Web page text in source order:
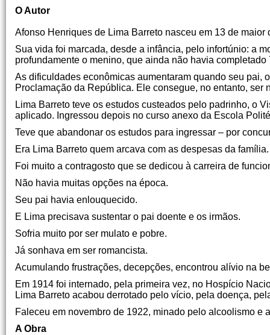
O Autor
Afonso Henriques de Lima Barreto nasceu em 13 de maior
Sua vida foi marcada, desde a infância, pelo infortúnio: a
profundamente o menino, que ainda não havia
As dificuldades econômicas aumentaram quando seu pai,
Proclamação da República. Ele consegue, no entanto,
Lima Barreto teve os estudos custeados pelo padrinho, o
aplicado. Ingressou depois no curso anexo da Escola
Teve que abandonar os estudos para ingressar – por
Era Lima Barreto quem arcava com as despesas da família.
Foi muito a contragosto que se dedicou à carreira de
Não havia muitas opções na época.
Seu pai havia enlouquecido.
E Lima precisava sustentar o pai doente e os irmãos.
Sofria muito por ser mulato e pobre.
Já sonhava em ser romancista.
Acumulando frustrações, decepções, encontrou alívio na
Em 1914 foi internado, pela primeira vez, no Hospício
Lima Barreto acabou derrotado pelo vício, pela doença,
Faleceu em novembro de 1922, minado pelo alcoolismo e
A Obra